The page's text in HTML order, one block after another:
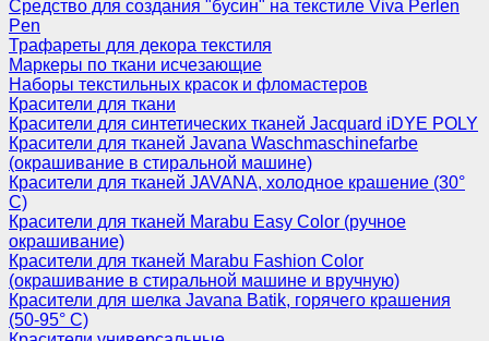
Средство для создания "бусин" на текстиле Viva Perlen
Pen
Трафареты для декора текстиля
Маркеры по ткани исчезающие
Наборы текстильных красок и фломастеров
Красители для ткани
Красители для синтетических тканей Jacquard iDYE POLY
Красители для тканей Javana Waschmaschinefarbe
(окрашивание в стиральной машине)
Красители для тканей JAVANA, холодное крашение (30°
С)
Красители для тканей Marabu Easy Color (ручное
окрашивание)
Красители для тканей Marabu Fashion Color
(окрашивание в стиральной машине и вручную)
Красители для шелка Javana Batik, горячего крашения
(50-95° С)